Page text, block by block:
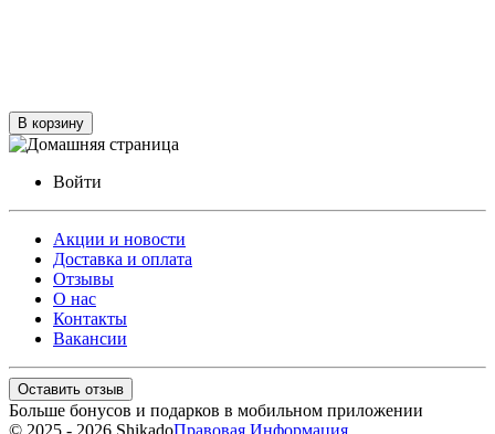
В корзину
Войти
Акции и новости
Доставка и оплата
Отзывы
О нас
Контакты
Вакансии
Оставить отзыв
Больше бонусов и подарков в мобильном приложении
© 2025 - 2026 ShikadoПравовая Информация